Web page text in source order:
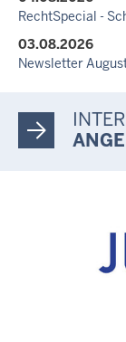
RechtSpecial -
03.08.2026
Newsletter
Dein Mut findet
Justiz der
zieht positive